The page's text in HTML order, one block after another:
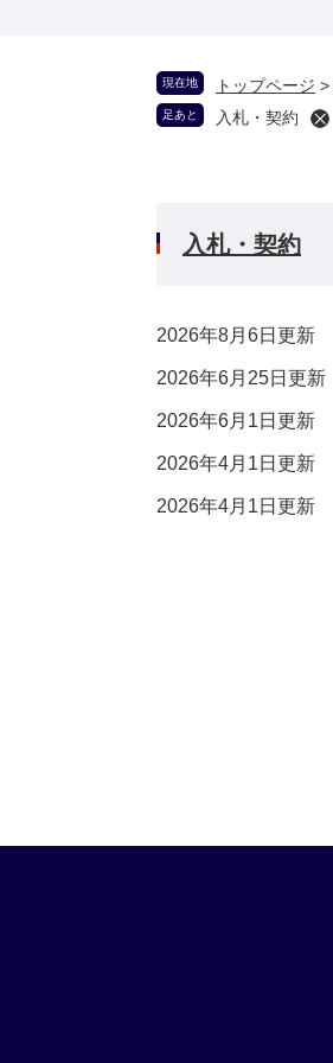
現在地 トップページ >
足あと 入札・契約
入札・契約
2026年8月6日更新
2026年6月25日更新
2026年6月1日更新
2026年4月1日更新
2026年4月1日更新